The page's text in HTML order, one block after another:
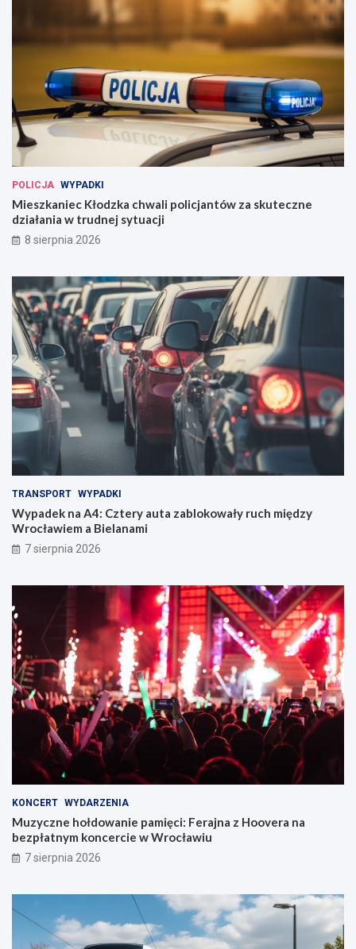
POLICJA WYPADKI
Mieszkaniec Kłodzka chwali policjantów za skuteczne
działania w trudnej sytuacji
8 sierpnia 2026
TRANSPORT WYPADKI
Wypadek na A4: Cztery auta zablokowały ruch między
Wrocławiem a Bielanami
7 sierpnia 2026
KONCERT WYDARZENIA
Muzyczne hołdowanie pamięci: Ferajna z Hoovera na
bezpłatnym koncercie w Wrocławiu
7 sierpnia 2026